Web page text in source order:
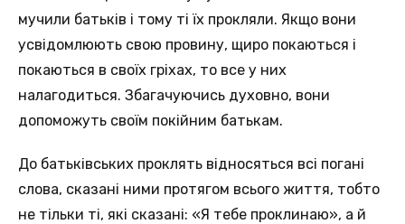
мучили батьків і тому ті їх прокляли. Якщо вони
усвідомлюють свою провину, щиро покаються і
покаються в своїх гріхах, то все у них
налагодиться. Збагачуючись духовно, вони
допоможуть своїм покійним батькам.
До батьківських проклять відносяться всі погані
слова, сказані ними протягом всього життя, тобто
не тільки ті, які сказані: «Я тебе проклинаю», а й